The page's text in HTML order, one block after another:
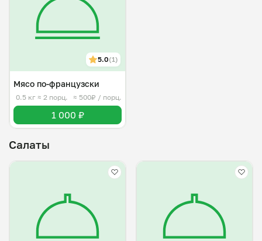
5.0(1)
Мясо по-французски
0.5 кг ≈ 2 порц. ≈ 500₽ / порц.
1 000 ₽
Салаты